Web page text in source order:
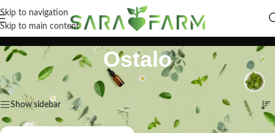
Skip to navigation
Skip to main content
Ostalo
Početna Bebe i djeca Ostalo Prikazuje se jedan rezultat
Show sidebar